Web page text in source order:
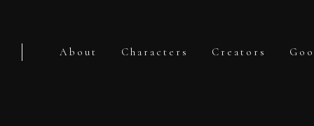
About Characters Creators